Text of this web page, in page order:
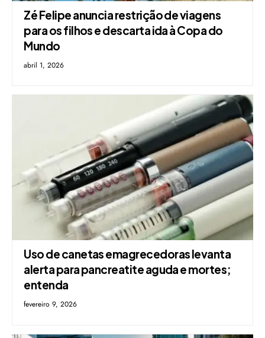
Zé Felipe anuncia restrição de viagens
para os filhos e descarta ida à Copa do
Mundo
abril 1, 2026
Uso de canetas emagrecedoras levanta
alerta para pancreatite aguda e mortes;
entenda
fevereiro 9, 2026